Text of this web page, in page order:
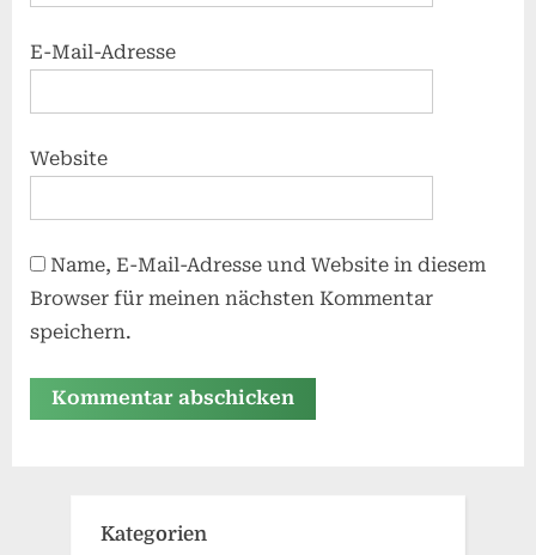
E-Mail-Adresse
Website
Name, E-Mail-Adresse und Website in diesem
Browser für meinen nächsten Kommentar
speichern.
Kategorien